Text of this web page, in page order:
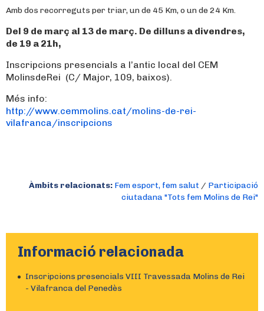
Amb dos recorreguts per triar, un de 45 Km, o un de 24 Km.
Del 9 de març al 13 de març. De dilluns a divendres,
de 19 a 21h,
Inscripcions presencials a l’antic local del CEM
MolinsdeRei (C/ Major, 109, baixos).
Més info:
http://www.cemmolins.cat/molins-de-rei-
vilafranca/inscripcions
Àmbits relacionats: Fem esport, fem salut / Participació
ciutadana "Tots fem Molins de Rei"
Informació relacionada
Inscripcions presencials VIII Travessada Molins de Rei
- Vilafranca del Penedès